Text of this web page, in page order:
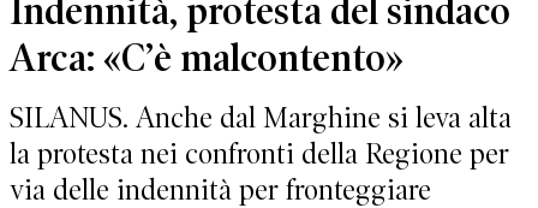
Indennità, protesta del sindaco
Arca: «C’è malcontento»
SILANUS. Anche dal Marghine si leva alta
la protesta nei confronti della Regione per
via delle indennità per fronteggiare